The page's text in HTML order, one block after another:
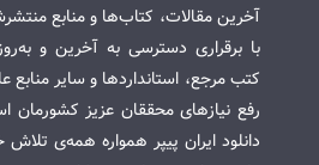
آخرین مقالات، کتاب‌ها و منابع
با برقراری دسترسی به آخرین و
کتب مرجع، استانداردها و سایر
رفع نیازهای محققان عزیز کشورمان
دانلود ایران پیپر همواره همه‌ی تلاش